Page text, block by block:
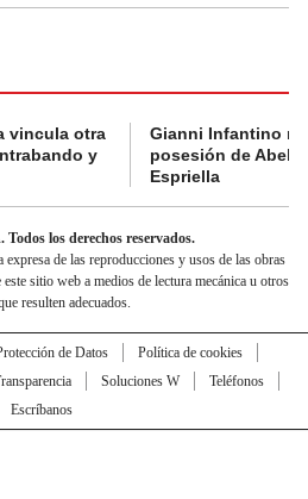
vincula otra
y
Gianni Infantino
posesión de
Espriella
los derechos reservados.
de las reproducciones y usos de las obras
sitio web a medios de lectura mecánica u otros
resulten adecuados.
de Datos
Política de cookies
Soluciones W
Teléfonos
Escríbanos